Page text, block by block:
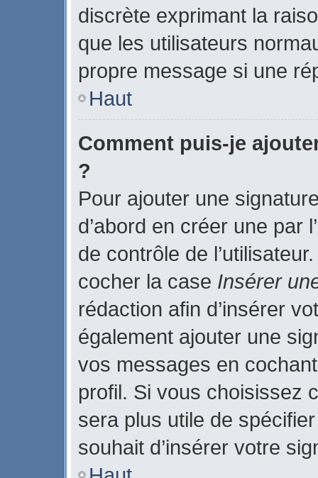
discrète exprimant la
que les utilisateurs
propre message si une
Haut
Comment puis-je
?
Pour ajouter une
d’abord en créer une par
de contrôle de
cocher la case Insérer
rédaction afin d’insérer
également ajouter une
vos messages en
profil. Si vous choisissez
sera plus utile de
souhait d’insérer votre